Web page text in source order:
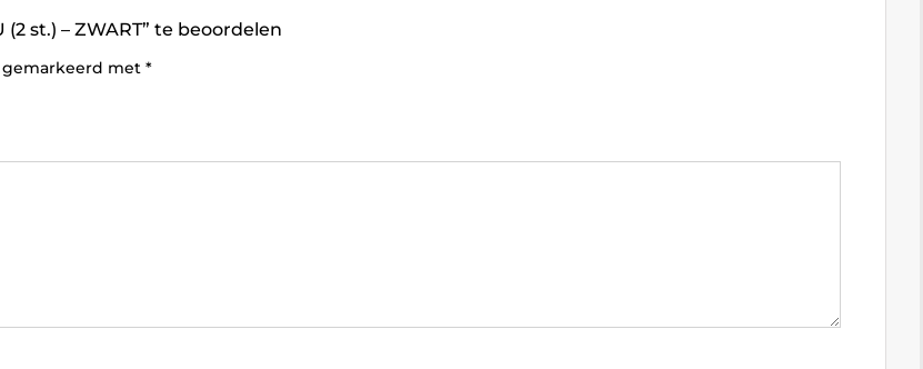
(2 st.) – ZWART” te beoordelen
met *